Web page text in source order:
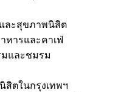
ละสุขภาพนิสิต
หารและคาเฟ่
มและชมรม
สิตในกรุงเทพฯ